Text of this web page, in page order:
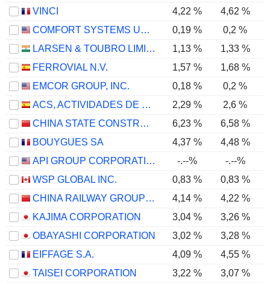
VINCI
4,22 % 4,62 %
COMFORT SYSTEMS USA, INC.
0,19 % 0,2 %
LARSEN & TOUBRO LIMITED
1,13 % 1,33 %
FERROVIAL N.V.
1,57 % 1,68 %
EMCOR GROUP, INC.
0,18 %
0,2 %
ACS, ACTIVIDADES DE CONSTRUCCIÓN Y SERVICIOS, S.A.
2,29 % 2,6 %
CHINA STATE CONSTRUCTION ENGINEERING CORPORATION LIMITED
6,23 %
6,58 %
BOUYGUES SA
4,37 % 4,48 %
API GROUP CORPORATION
-.--% -.--%
WSP GLOBAL INC.
0,83 %
0,83 %
CHINA RAILWAY GROUP LIMITED
4,14 %
4,22 %
KAJIMA CORPORATION
3,04 % 3,26 %
OBAYASHI CORPORATION
3,02 % 3,28 %
EIFFAGE S.A.
4,09 % 4,55 %
TAISEI CORPORATION
3,22 %
3,07 %